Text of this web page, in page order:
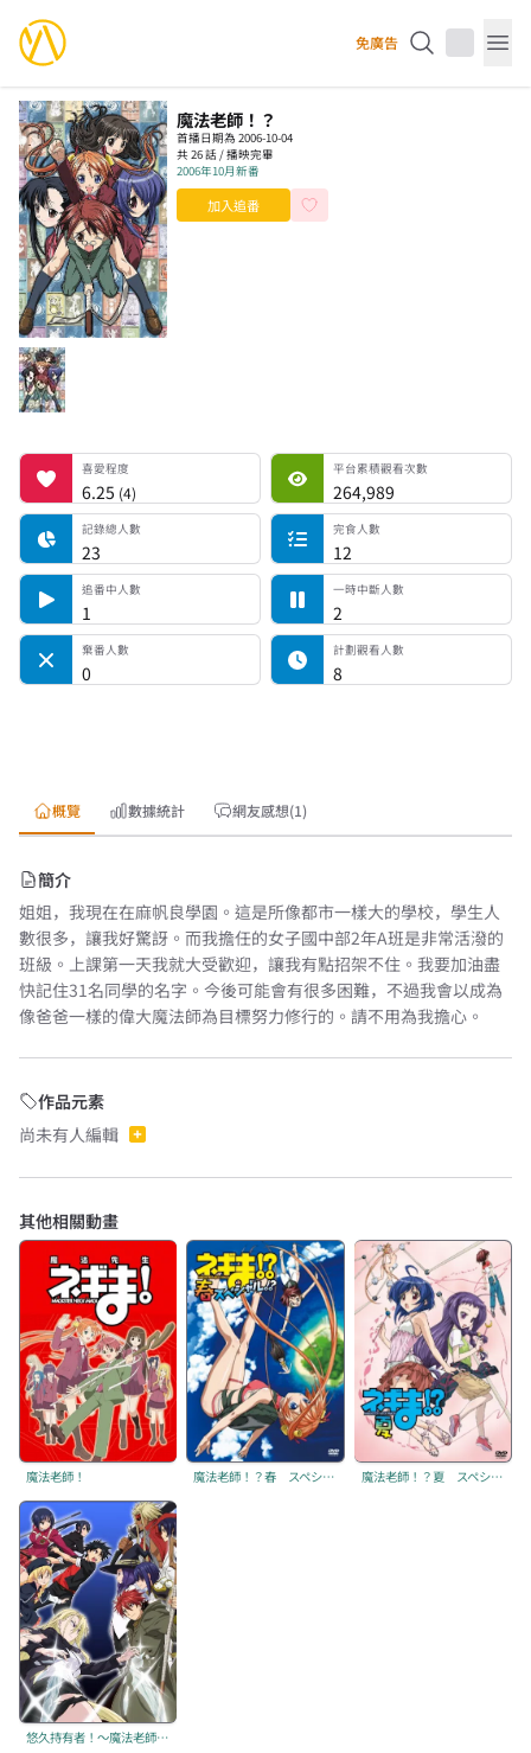
YourAnimes 你的動畫 免廣告
魔法老師！？
首播日期為 2006-10-04
共 26 話 / 播映完畢
2006年10月新番
加入追番
喜愛程度喜愛程度
6.25 (4)
平台累積觀看次數 平台累積觀看次數
264,989
記錄總人數
記錄總人數
23
完食人數
完食人數
12
追番中人數
追番中人數
1
一時中斷人數
一時中斷人數
2
棄番人數
棄番人數
0
計劃觀看人數
計劃觀看人數
8
概覽 數據統計 網友感想(1)
簡介
姐姐，我現在在麻帆良學園。這是所像都市一樣大的學校，學生人
數很多，讓我好驚訝。而我擔任的女子國中部2年A班是非常活潑的
班級。上課第一天我就大受歡迎，讓我有點招架不住。我要加油盡
快記住31名同學的名字。今後可能會有很多困難，不過我會以成為
像爸爸一樣的偉大魔法師為目標努力修行的。請不用為我擔心。
作品元素
尚未有人編輯
其他相關動畫
魔法老師！ 魔法老師！？春 スペシャル（暫無正式譯名） 魔法老師！？夏 スペシャル（暫無正式譯名）
悠久持有者！～魔法老師！2～